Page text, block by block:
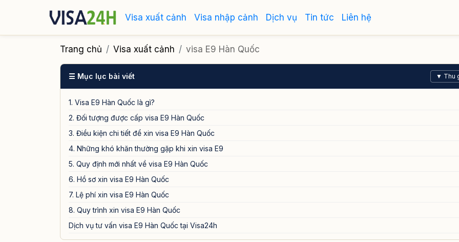
Visa xuất cảnh Visa nhập cảnh Dịch vụ Tin tức Liên hệ
Trang chủ Visa xuất cảnh visa E9 Hàn Quốc
☰ Mục lục bài viết ▼ Thu
1. Visa E9 Hàn Quốc là gì?
2. Đối tượng được cấp visa E9 Hàn Quốc
3. Điều kiện chi tiết để xin visa E9 Hàn Quốc
4. Những khó khăn thường gặp khi xin visa E9
5. Quy định mới nhất về visa E9 Hàn Quốc
6. Hồ sơ xin visa E9 Hàn Quốc
7. Lệ phí xin visa E9 Hàn Quốc
8. Quy trình xin visa E9 Hàn Quốc
Dịch vụ tư vấn visa E9 Hàn Quốc tại Visa24h